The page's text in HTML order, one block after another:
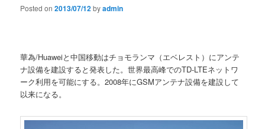
Posted on2013/07/12byadmin
華為/Huaweiと中国移動はチョモランマ（エベレスト）にアンテ
ナ設備を建設すると発表した。世界最高峰でのTD-LTEネットワ
ーク利用を可能にする。2008年にGSMアンテナ設備を建設して
以来になる。